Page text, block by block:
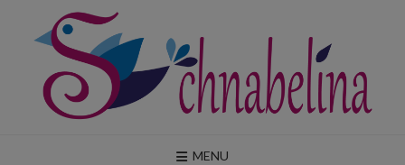
content
MENU